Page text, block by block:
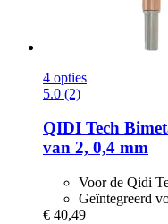
4 opties
5.0 (2)
QIDI Tech
van 2, 0,4 mm
Voor de Qidi
Geïntegreerd
€ 40,49